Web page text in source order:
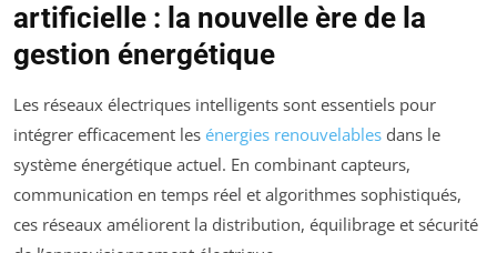
artificielle : la nouvelle ère de la
gestion énergétique
Les réseaux électriques intelligents sont essentiels pour
intégrer efficacement les énergies renouvelables dans le
système énergétique actuel. En combinant capteurs,
communication en temps réel et algorithmes sophistiqués,
ces réseaux améliorent la distribution, équilibrage et sécurité